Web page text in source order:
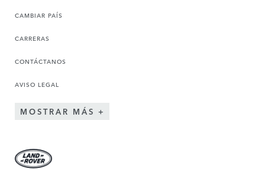
CAMBIAR PAÍS
CARRERAS
CONTÁCTANOS
AVISO LEGAL
MOSTRAR MÁS